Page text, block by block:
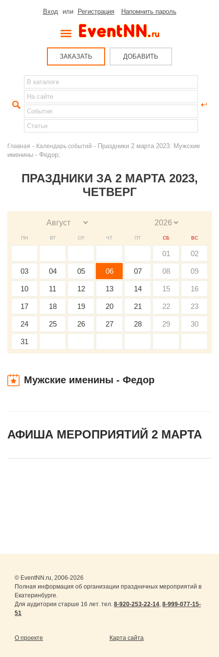
Вход или Регистрация Напомнить пароль
ЗАКАЗАТЬ ДОБАВИТЬ
Главная - Календарь событий - Праздники 2 марта 2023: Мужские
именины - Федор;
ПРАЗДНИКИ ЗА 2 МАРТА 2023,
ЧЕТВЕРГ
ПН ВТ СР ЧТ ПТ СБ ВС
01 02
03 04 05 06 07 08 09
10 11 12 13 14 15 16
17 18 19 20 21 22 23
24 25 26 27 28 29 30
31
Мужские именины - Федор
АФИША МЕРОПРИЯТИЙ 2 МАРТА
© EventNN.ru, 2006-2026
Полная информация об организации праздничных мероприятий в
Екатеринбурге.
Для аудитории старше 16 лет. тел. 8-920-253-22-14, 8-999-077-15-
51
О проекте Карта сайта